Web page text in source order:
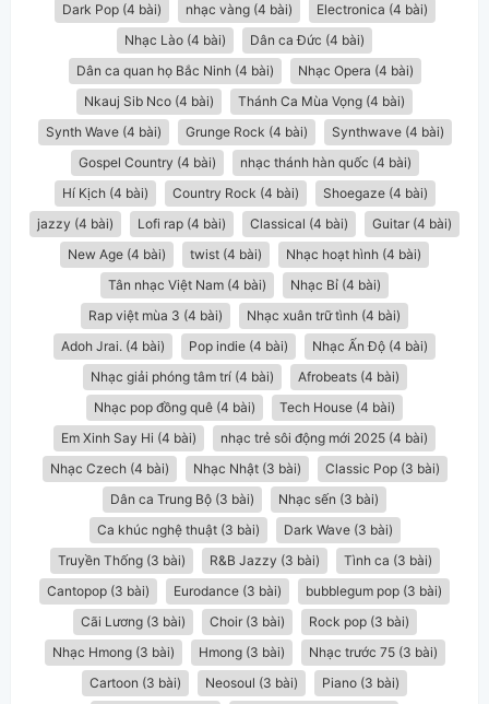
Dark Pop (4 bài)
nhạc vàng (4 bài)
Electronica (4 bài)
Nhạc Lào (4 bài)
Dân ca Đức (4 bài)
Dân ca quan họ Bắc Ninh (4 bài)
Nhạc Opera (4 bài)
Nkauj Sib Nco (4 bài)
Thánh Ca Mùa Vọng (4 bài)
Synth Wave (4 bài)
Grunge Rock (4 bài)
Synthwave (4 bài)
Gospel Country (4 bài)
nhạc thánh hàn quốc (4 bài)
Hí Kịch (4 bài)
Country Rock (4 bài)
Shoegaze (4 bài)
jazzy (4 bài)
Lofi rap (4 bài) Classical (4 bài)
Guitar (4 bài)
New Age (4 bài)
twist (4 bài)
Nhạc hoạt hình (4 bài)
Tân nhạc Việt Nam (4 bài)
Nhạc Bỉ (4 bài)
Rap việt mùa 3 (4 bài)
Nhạc xuân trữ tình (4 bài)
Adoh Jrai. (4 bài)
Pop indie (4 bài)
Nhạc Ấn Độ (4 bài)
Nhạc giải phóng tâm trí (4 bài)
Afrobeats (4 bài)
Nhạc pop đồng quê (4 bài)
Tech House (4 bài)
Em Xinh Say Hi (4 bài)
nhạc trẻ sôi động mới 2025 (4 bài)
Nhạc Czech (4 bài)
Nhạc Nhật (3 bài)
Classic Pop (3 bài)
Dân ca Trung Bộ (3 bài)
Nhạc sến (3 bài)
Ca khúc nghệ thuật (3 bài)
Dark Wave (3 bài)
Truyền Thống (3 bài)
R&B Jazzy (3 bài)
Tình ca (3 bài)
Cantopop (3 bài)
Eurodance (3 bài)
bubblegum pop (3 bài)
Cãi Lương (3 bài)
Choir (3 bài)
Rock pop (3 bài)
Nhạc Hmong (3 bài)
Hmong (3 bài)
Nhạc trước 75 (3 bài)
Cartoon (3 bài)
Neosoul (3 bài)
Piano (3 bài)